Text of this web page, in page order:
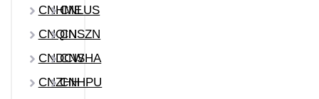
CNHME
CNLUS
CNQINCNSZN
CNDCW
CNSHA
CNZHHCNHPU